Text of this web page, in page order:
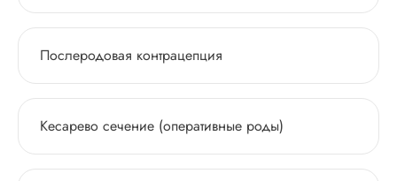
Послеродовая контрацепция
Кесарево сечение (оперативные роды)